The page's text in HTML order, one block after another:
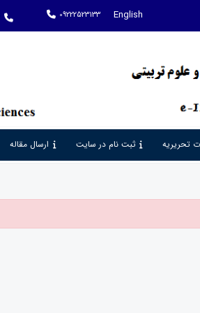
English
09222523133
تحریریه ثبت نام در سایت ارسال مقاله